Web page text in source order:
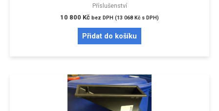
Příslušenství
10 800 Kč bez DPH (13 068 Kč s DPH)
Přidat do košíku